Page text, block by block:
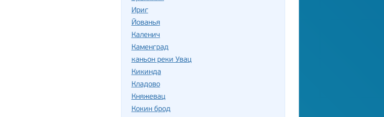
Ириг
Йованья
Каленич
Каменград
каньон реки Увац
Кикинда
Кладово
Княжевац
Кокин брод